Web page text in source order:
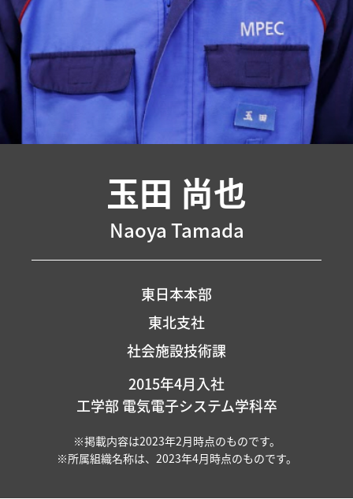
玉田 尚也
Naoya Tamada
東日本本部
東北支社
社会施設技術課
2015年4月入社
工学部 電気電子システム学科卒
※掲載内容は2023年2月時点のものです。
※所属組織名称は、2023年4月時点のものです。